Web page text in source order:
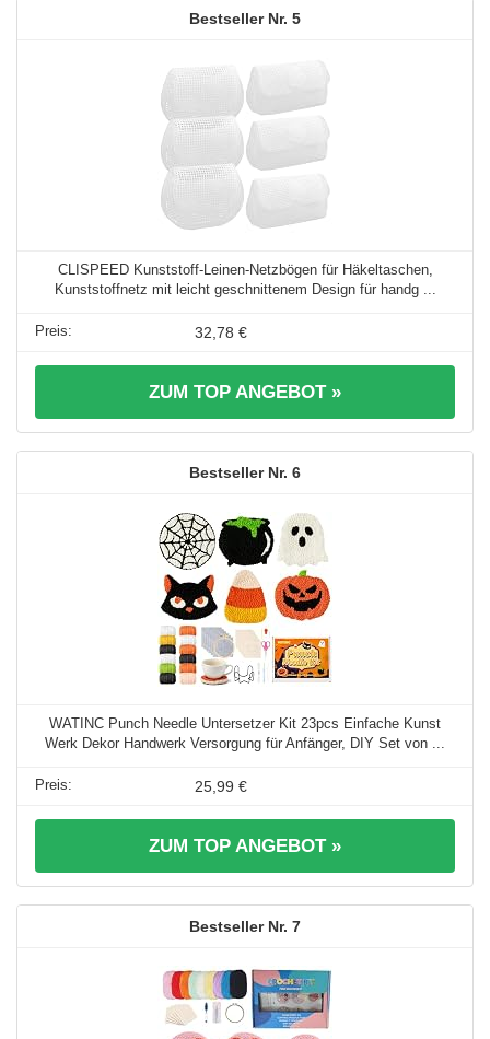
5
CLISPEED Kunststoff-Leinen-Netzbögen für Häkeltaschen,
Kunststoffnetz mit leicht geschnittenem Design für handg ...
32,78 €
ZUM TOP ANGEBOT »
6
WATINC Punch Needle Untersetzer Kit 23pcs Einfache Kunst
Werk Dekor Handwerk Versorgung für Anfänger, DIY Set von ...
25,99 €
ZUM TOP ANGEBOT »
7